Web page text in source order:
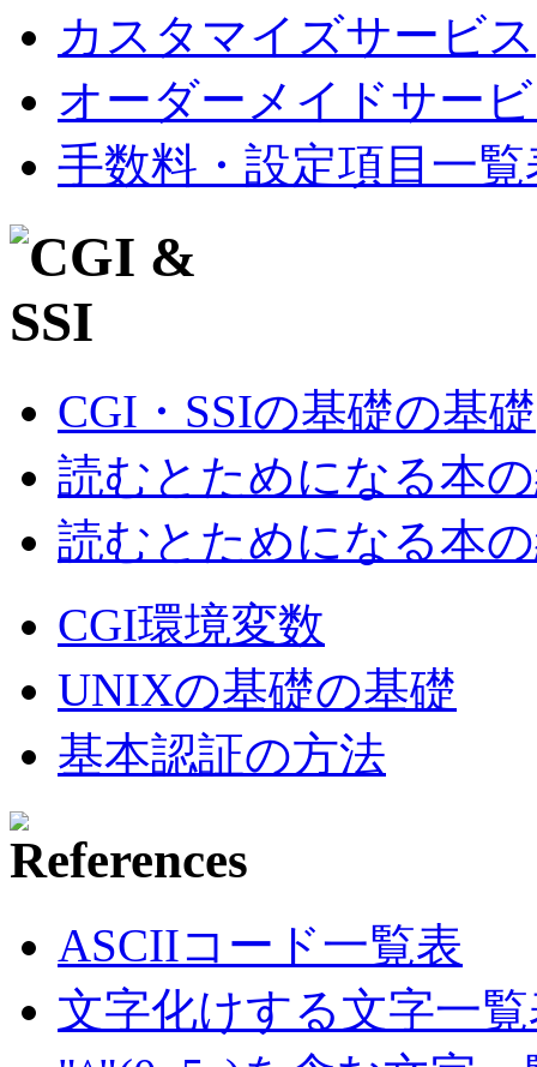
カスタマイズサービス
オーダーメイドサー
手数料・設定項目一覧
CGI・SSIの基礎の基礎
読むとためになる本
読むとためになる本
CGI環境変数
UNIXの基礎の基礎
基本認証の方法
ASCIIコード一覧表
文字化けする文字一